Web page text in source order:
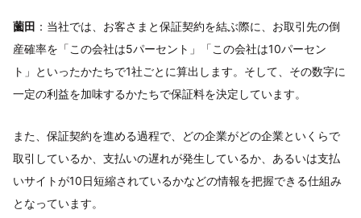
薗田 ：当社では、お客さまと保証契約を結ぶ際に、お取引先の倒
産確率を「この会社は5パーセント」「この会社は10パーセン
ト」といったかたちで1社ごとに算出します。そして、その数字に
一定の利益を加味するかたちで保証料を決定しています。
また、保証契約を進める過程で、どの企業がどの企業といくらで
取引しているか、支払いの遅れが発生しているか、あるいは支払
いサイトが10日短縮されているかなどの情報を把握できる仕組み
となっています。